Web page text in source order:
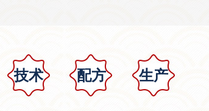
技术 配方 生产